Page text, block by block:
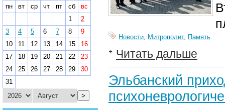
Новости, Митрополит, Память
Читать дальше
Эльбанский
пн
вт ср чт пт сб
вс
1
2
3
4 5 6 7 8
9
10
11 12 13 14 15
16
17
18 19 20 21 22
23
24
25 26 27 28 29
30
31
>